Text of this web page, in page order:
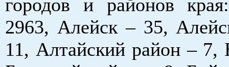
городов и районов
2963, Алейск – 35,
11, Алтайский район – 7,